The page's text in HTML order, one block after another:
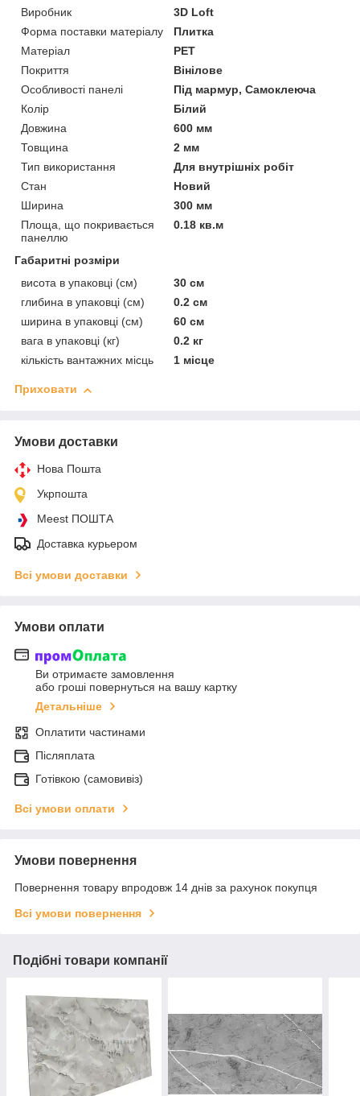
Виробник
3D Loft
Форма поставки матеріалу
Плитка
Матеріал
PET
Покриття
Вінілове
Особливості панелі
Під мармур, Самоклеюча
Колір
Білий
Довжина
600 мм
Товщина
2 мм
Тип використання
Для внутрішніх робіт
Стан
Новий
Ширина
300 мм
Площа, що покривається
панеллю
0.18 кв.м
Габаритні розміри
висота в упаковці (см)
30 см
глибина в упаковці (см)
0.2 см
ширина в упаковці (см)
60 см
вага в упаковці (кг)
0.2 кг
кількість вантажних місць
1 місце
Приховати
Умови доставки
Нова Пошта
Укрпошта
Meest ПОШТА
Доставка курьером
Всі умови доставки
Умови оплати
Ви отримаєте замовлення
або гроші повернуться на вашу картку
Детальніше
Оплатити частинами
Післяплата
Готівкою (самовивіз)
Всі умови оплати
Умови повернення
Повернення товару впродовж 14 днів за рахунок покупця
Всі умови повернення
Подібні товари компанії